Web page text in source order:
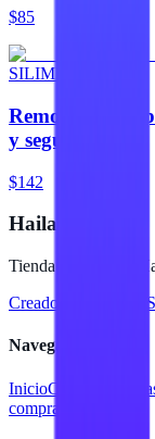
$85
SILIMEX
Removedor de
y seguro
$142
Hailan Store
Tienda en línea de
Creado para
Hailan
Navegación
InicioCatálogo
compra